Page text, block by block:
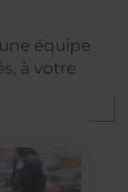
équipe
à votre